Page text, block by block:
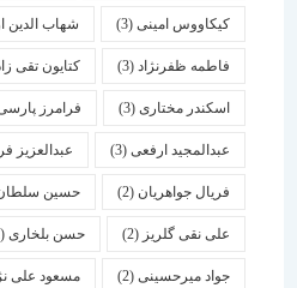
کیکاووس امینی(3) شهاب الدین ارفعی(3)
فاطمه ظفرنژاد(3) کتایون تقی زاده(3)
اسكندر مختاری (3) فرامرز پارسی(3)
عبدالمجید ارفعی(3) عبدالعزیز
فریال جواهریان(2) حسین سلطان زاده(2)
علی نقی گلریز(2) حسن بلخاری(2)
جواد میرحسینی(2) مسعود علی نژاد(2)